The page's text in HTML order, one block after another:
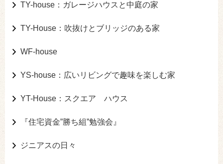
TY-house：ガレージハウスと中庭の家
TY-House：吹抜けとブリッジのある家
WF-house
YS-house：広いリビングで趣味を楽しむ家
YT-House：スクエア ハウス
『住宅資金”勝ち組”勉強会』
ジニアスの日々